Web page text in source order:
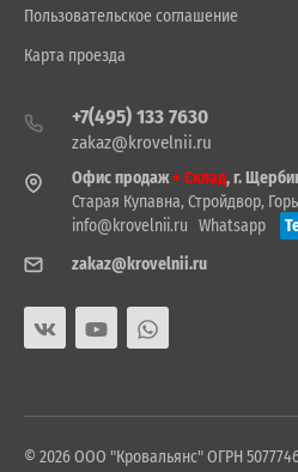
Пользовательское соглашение
Карта проезда
+7(495) 133 7630
zakaz@krovelnii.ru
Офис продаж+ Склад, г.
Старая Купавна, Стройдвор,
info@krovelnii.ru Whatsapp
zakaz@krovelnii.ru
© 2026 ООО "Кровальянс" ОГРН